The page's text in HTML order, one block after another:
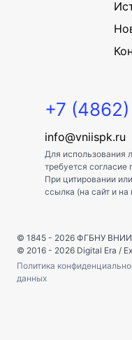
+7
info@vniispk.ru
Для использования
требуется
При цитировании
ссылка (на сайт и на
© 1845 - 2026 ФГБНУ
© 2016 - 2026 Digital Era /
Политика
данных